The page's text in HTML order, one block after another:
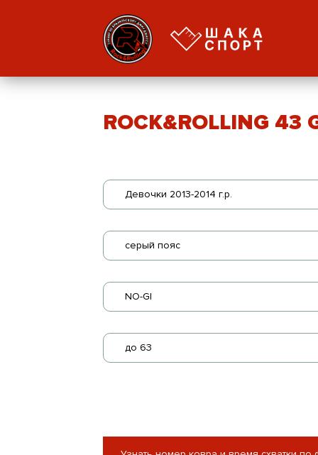
ROCK&ROLLING 43
Девочки 2013-2014 г.р.
серый пояс
NO-GI
до 63